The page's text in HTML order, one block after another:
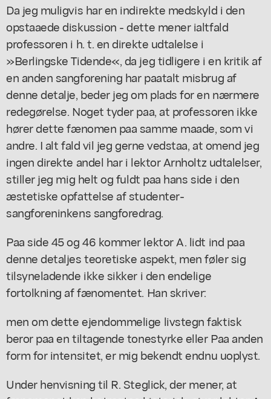
Da jeg muligvis har en indirekte medskyld i den
opstaaede diskussion - dette mener ialtfald
professoren i h. t. en direkte udtalelse i
»Berlingske Tidende«, da jeg tidligere i en kritik af
en anden sangforening har paatalt misbrug af
denne detalje, beder jeg om plads for en nærmere
redegørelse. Noget tyder paa, at professoren ikke
hører dette fænomen paa samme maade, som vi
andre. I alt fald vil jeg gerne vedstaa, at omend jeg
ingen direkte andel har i lektor Arnholtz udtalelser,
stiller jeg mig helt og fuldt paa hans side i den
æstetiske opfattelse af studenter-
sangforeninkens sangforedrag.
Paa side 45 og 46 kommer lektor A. lidt ind paa
denne detaljes teoretiske aspekt, men føler sig
tilsyneladende ikke sikker i den endelige
fortolkning af fænomentet. Han skriver:
men om dette ejendommelige livstegn faktisk
beror paa en tiltagende tonestyrke eller Paa anden
form for intensitet, er mig bekendt endnu uoplyst.
Under henvisning til R. Steglick, der mener, at